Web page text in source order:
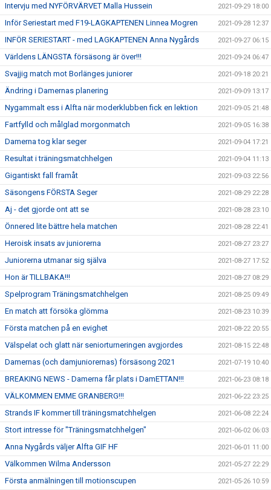
Intervju med NYFÖRVÄRVET Malla Hussein 2021-09-29 18:00
Inför Seriestart med F19-LAGKAPTENEN Linnea Mogren 2021-09-28 12:37
INFÖR SERIESTART - med LAGKAPTENEN Anna Nygårds 2021-09-27 06:15
Världens LÄNGSTA försäsong är över!!! 2021-09-24 06:47
Svajjig match mot Borlänges juniorer 2021-09-18 20:21
Ändring i Damernas planering 2021-09-09 13:17
Nygammalt ess i Alfta när moderklubben fick en lektion 2021-09-05 21:48
Fartfylld och målglad morgonmatch 2021-09-05 16:38
Damerna tog klar seger 2021-09-04 17:21
Resultat i träningsmatchhelgen 2021-09-04 11:13
Gigantiskt fall framåt 2021-09-03 22:56
Säsongens FÖRSTA Seger 2021-08-29 22:28
Aj - det gjorde ont att se 2021-08-28 23:10
Önnered lite bättre hela matchen 2021-08-28 22:41
Heroisk insats av juniorerna 2021-08-27 23:27
Juniorerna utmanar sig själva 2021-08-27 17:52
Hon är TILLBAKA!!! 2021-08-27 08:29
Spelprogram Träningsmatchhelgen 2021-08-25 09:49
En match att försöka glömma 2021-08-23 10:39
Första matchen på en evighet 2021-08-22 20:55
Välspelat och glatt när seniorturneringen avgjordes 2021-08-15 22:48
Damernas (och damjuniorernas) försäsong 2021 2021-07-19 10:40
BREAKING NEWS - Damerna får plats i DamETTAN!!! 2021-06-23 08:18
VÄLKOMMEN EMME GRANBERG!!! 2021-06-22 23:25
Strands IF kommer till träningsmatchhelgen 2021-06-08 22:24
Stort intresse för "Träningsmatchhelgen" 2021-06-02 06:03
Anna Nygårds väljer Alfta GIF HF 2021-06-01 11:00
Välkommen Wilma Andersson 2021-05-27 22:29
Första anmälningen till motionscupen 2021-05-26 10:59